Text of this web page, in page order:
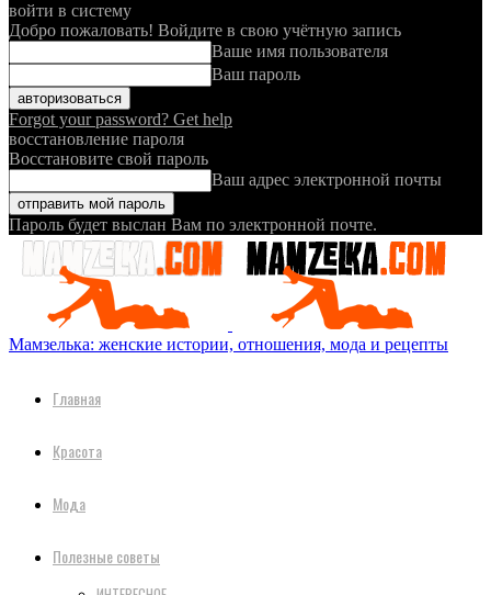
войти в систему
Добро пожаловать! Войдите в свою учётную запись
Ваше имя пользователя
Ваш пароль
Forgot your password? Get help
восстановление пароля
Восстановите свой пароль
Ваш адрес электронной почты
Пароль будет выслан Вам по электронной почте.
Мамзелька: женские истории, отношения, мода и рецепты
Главная
Красота
Мода
Полезные советы